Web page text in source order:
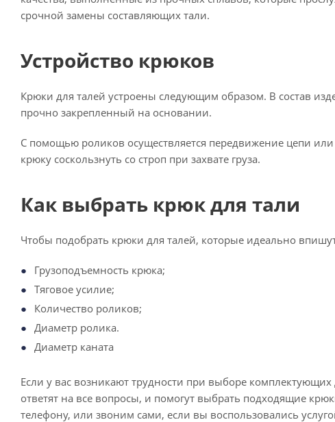
срочной замены составляющих тали.
Устройство крюков
Крюки для талей устроены следующим образом. В состав
прочно закрепленный на основании.
С помощью роликов осуществляется передвижение цепи или
крюку соскользнуть со строп при захвате груза.
Как выбрать крюк для тали
Чтобы подобрать крюки для талей, которые идеально
Грузоподъемность крюка;
Тяговое усилие;
Количество роликов;
Диаметр ролика.
Диаметр каната
Если у вас возникают трудности при выборе
ответят на все вопросы, и помогут выбрать подходящие
телефону, или звоним сами, если вы воспользовались